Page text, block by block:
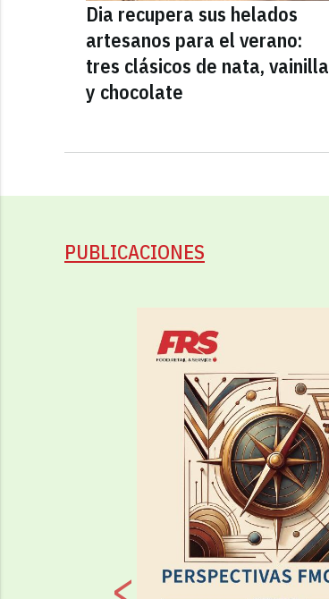
Dia recupera sus helados
artesanos para el verano:
tres clásicos de nata, vainilla
y chocolate
PUBLICACIONES